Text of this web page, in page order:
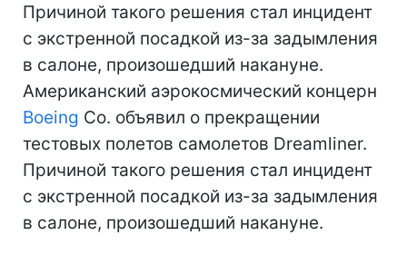
Причиной такого решения стал инцидент
с экстренной посадкой из-за задымления
в салоне, произошедший накануне.
Американский аэрокосмический концерн
Boeing Co. объявил о прекращении
тестовых полетов самолетов Dreamliner.
Причиной такого решения стал инцидент
с экстренной посадкой из-за задымления
в салоне, произошедший накануне.